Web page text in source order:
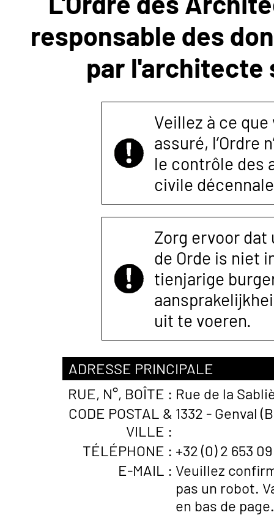
NOUS
CONTACTER
responsable des
par l'architecte
Veillez à ce
assuré, l’Ordre
le contrôle des
civile
Zorg ervoor
de Orde is niet
tienjarige
uit te voeren.
ADRESSE PRINCIPALE
RUE, N°, BOÎTE : Rue de la
CODE POSTAL &
VILLE :
1332 - Genval
TÉLÉPHONE : +32 (0) 2 653
E-MAIL : Veuillez
pas un robot.
en bas de page.